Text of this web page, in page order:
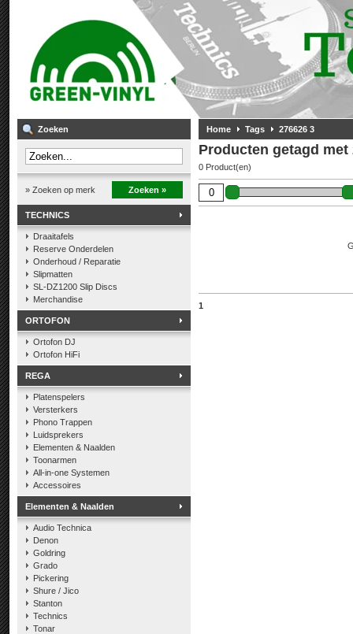
Zoeken
» Zoeken op merk Zoeken »
TECHNICS
Draaitafels
Reserve Onderdelen
Onderhoud / Reparatie
Slipmatten
SL-DZ1200 Slip Discs
Merchandise
ORTOFON
Ortofon DJ
Ortofon HiFi
REGA
Platenspelers
Versterkers
Phono Trappen
Luidsprekers
Elementen & Naalden
Toonarmen
All-in-one Systemen
Accessoires
Elementen & Naalden
Audio Technica
Denon
Goldring
Grado
Pickering
Shure / Jico
Stanton
Technics
Tonar
Home Tags 276626 3
Producten getagd met
0 Product(en)
1